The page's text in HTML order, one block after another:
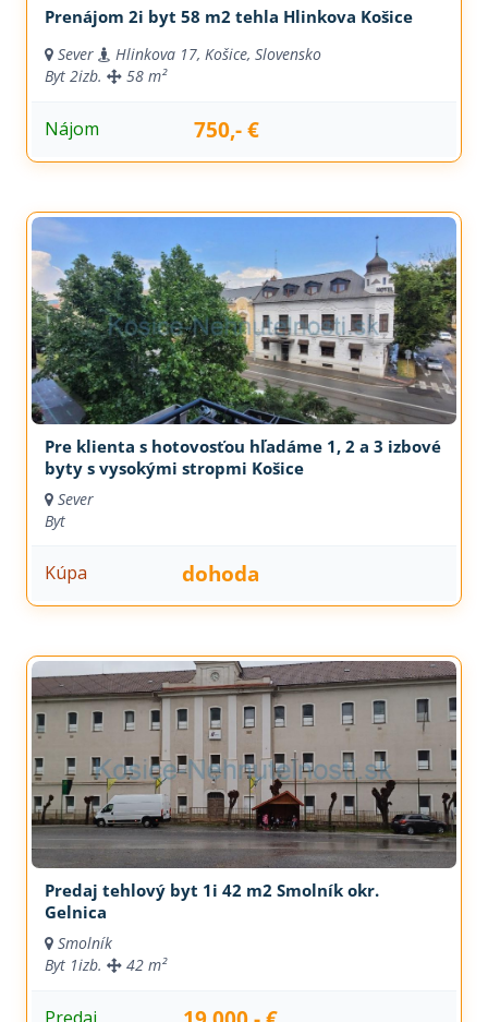
Prenájom 2i byt 58 m2 tehla Hlinkova Košice
Sever
Hlinkova 17, Košice, Slovensko
Byt 2izb. 58 m²
Nájom 750,- €
Pre klienta s hotovosťou hľadáme 1, 2 a 3 izbové
byty s vysokými stropmi Košice
Sever
Byt
Kúpa dohoda
Predaj tehlový byt 1i 42 m2 Smolník okr.
Gelnica
Smolník
Byt 1izb. 42 m²